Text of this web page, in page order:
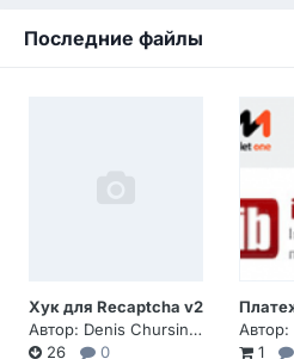
Последние файлы
Хук для Recaptcha v2
Автор: Denis Chursinov
26
0
Автор:
1